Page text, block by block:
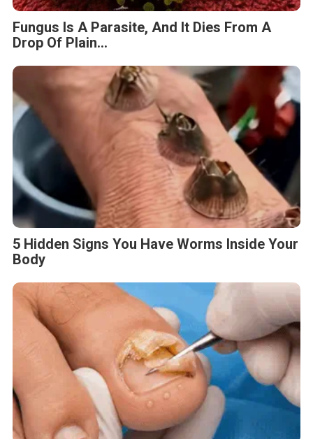
Fungus Is A Parasite, And It Dies From A
Drop Of Plain...
5 Hidden Signs You Have Worms Inside Your
Body